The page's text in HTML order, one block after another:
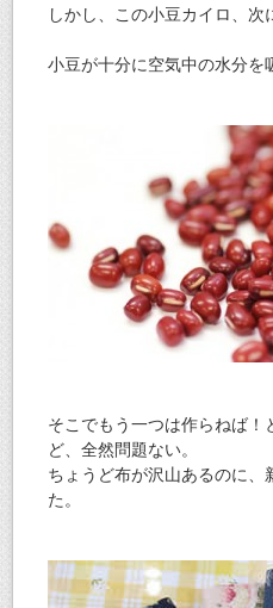
しかし、この小豆カイロ、
小豆が十分に空気中の水分
そこでもう一つは作らねば
ど、全然問題ない。
ちょうど布が沢山あるのに
た。